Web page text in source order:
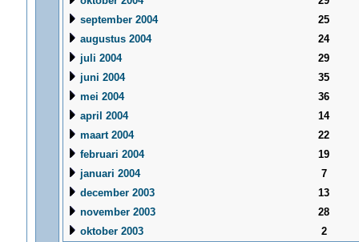
september 2004
25
augustus 2004
24
juli 2004
29
juni 2004
35
mei 2004
36
april 2004
14
maart 2004
22
februari 2004
19
januari 2004
7
december 2003
13
november 2003
28
oktober 2003
2